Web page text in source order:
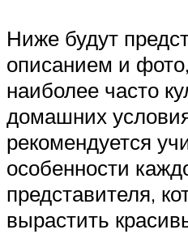
Ниже будут
описанием и
наиболее часто
домашних
рекомендуется
особенности
представителя,
вырастить